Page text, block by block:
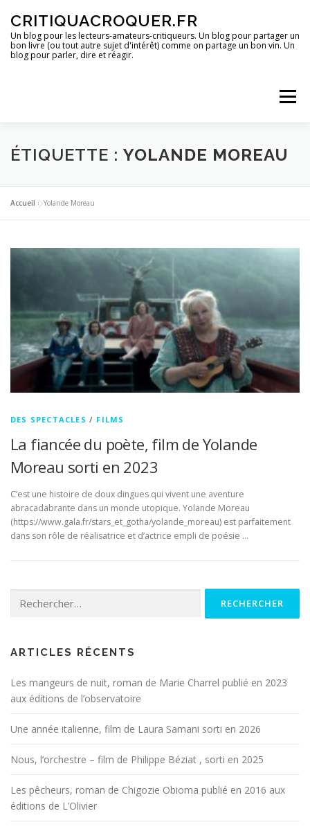
contenu
CRITIQUACROQUER.FR
Un blog pour les lecteurs-amateurs-critiqueurs. Un blog pour partager un
bon livre (ou tout autre sujet d'intérêt) comme on partage un bon vin. Un
blog pour parler, dire et réagir.
Menu
ACCUEIL UN BLOG ? DES LIVRES
DES IMAGES
DES BONS PLANS
ÉTIQUETTE : YOLANDE MOREAU
Accueil »Yolande Moreau
DES SPECTACLES / FILMS
La fiancée du poète, film de Yolande
Moreau sorti en 2023
C’est une histoire de doux dingues qui vivent une aventure
abracadabrante dans un monde utopique. Yolande Moreau
(https://www.gala.fr/stars_et_gotha/yolande_moreau) est parfaitement
dans son rôle de réalisatrice et d’actrice empli de poésie …
ARTICLES RÉCENTS
Les mangeurs de nuit, roman de Marie Charrel publié en 2023
aux éditions de l’observatoire
Une année italienne, film de Laura Samani sorti en 2026
Nous, l’orchestre – film de Philippe Béziat , sorti en 2025
Les pêcheurs, roman de Chigozie Obioma publié en 2016 aux
éditions de L’Olivier